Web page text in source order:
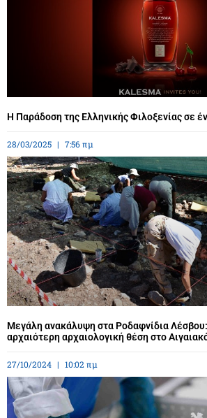
Η Παράδοση της Ελληνικής Φιλοξενίας σε
28/03/2025 7:56 πμ
Μεγάλη ανακάλυψη στα Ροδαφνίδια
αρχαιότερη αρχαιολογική θέση στο
27/10/2024 10:02 πμ